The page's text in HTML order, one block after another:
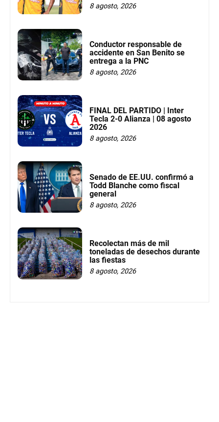
8 agosto, 2026
Conductor responsable de
accidente en San Benito se
entrega a la PNC
8 agosto, 2026
FINAL DEL PARTIDO | Inter
Tecla 2-0 Alianza | 08 agosto
2026
8 agosto, 2026
Senado de EE.UU. confirmó a
Todd Blanche como fiscal
general
8 agosto, 2026
Recolectan más de mil
toneladas de desechos durante
las fiestas
8 agosto, 2026